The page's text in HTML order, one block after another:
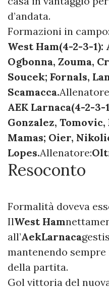
d’andata.
Formazioni in campo:
West Ham(4-2-3-1):
Ogbonna, Zouma,
Soucek; Fornals,
Scamacca.Allenatore
AEK Larnaca(4-2-3-
Gonzalez,
Mamas; Oier,
Lopes.Allenatore:
Resoconto
Formalità doveva
IlWest Ham
all’AekLarnaca
mantenendo
della partita.
Gol vittoria del